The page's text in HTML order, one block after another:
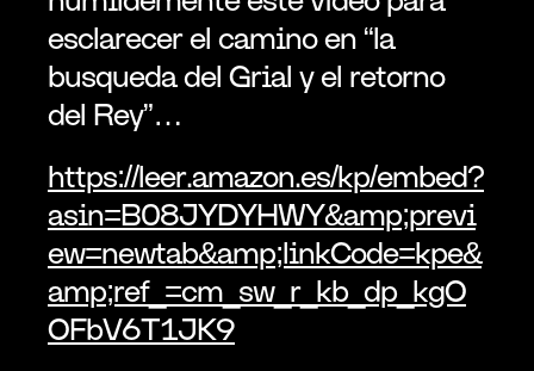
esclarecer el camino en “la
busqueda del Grial y el retorno
del Rey”…
https://leer.amazon.es/kp/embed?
asin=B08JYDYHWY&amp;previ
ew=newtab&amp;linkCode=kpe&
amp;ref_=cm_sw_r_kb_dp_kgO
OFbV6T1JK9